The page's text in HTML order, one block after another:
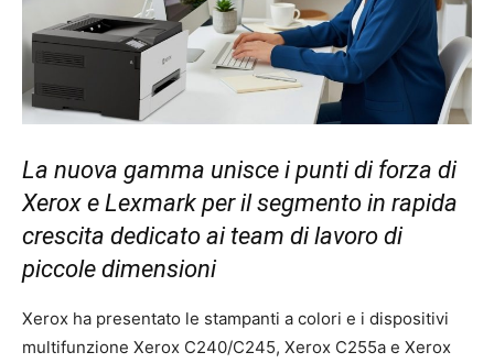
La nuova gamma unisce i punti di forza di
Xerox e Lexmark per il segmento in rapida
crescita dedicato ai team di lavoro di
piccole dimensioni
Xerox ha presentato le stampanti a colori e i dispositivi
multifunzione Xerox C240/C245, Xerox C255a e Xerox